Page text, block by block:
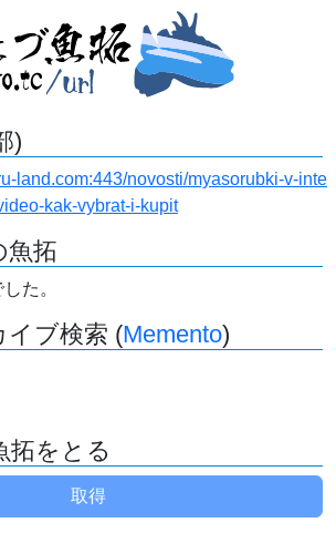
)
land.com:443/novosti/myasorubki-v-inte
kak-vybrat-i-kupit
魚拓
た。
イブ検索 (Memento)
をとる